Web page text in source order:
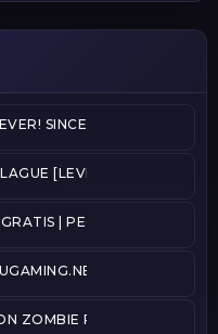
SINCE 2020!
[LEVELS & UP]
| PEGA BANDEIRA -
ZOMBIE PLAGUE@2026/